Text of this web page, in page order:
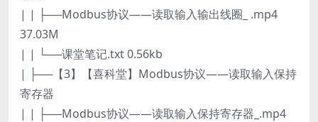
| | ├──Modbus协议——读取输入输出线圈_ .mp4
37.03M
| | └──课堂笔记.txt 0.56kb
| ├──【3】【喜科堂】Modbus协议——读取输入保持
寄存器
| | ├──Modbus协议——读取输入保持寄存器_.mp4